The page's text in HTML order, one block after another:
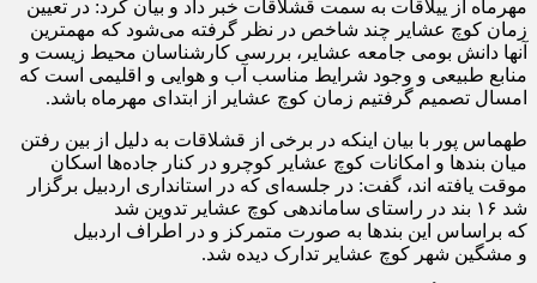
مهرماه از ییلاقات به سمت قشلاقات خبر داد و بیان کرد: در تعیین
زمان کوچ عشایر چند شاخص در نظر گرفته می‌شود که مهمترین
آنها دانش بومی جامعه عشایر، بررسی کارشناسان محیط زیست و
منابع طبیعی و وجود شرایط مناسب آب و هوایی و اقلیمی است که
امسال تصمیم گرفتیم زمان کوچ عشایر از ابتدای مهرماه باشد.
طهماس پور با بیان اینکه در برخی از قشلاقات به دلیل از بین رفتن
میان بندها و امکانات کوچ عشایر کوچرو در کنار جاده‌ها اسکان
موقت یافته اند، گفت: در جلسه‌ای که در استانداری اردبیل برگزار
شد ۱۶ بند در راستای ساماندهی کوچ عشایر تدوین شد
که براساس این بندها به صورت متمرکز و در اطراف اردبیل
و مشگین شهر کوچ عشایر تدارک دیده شد.